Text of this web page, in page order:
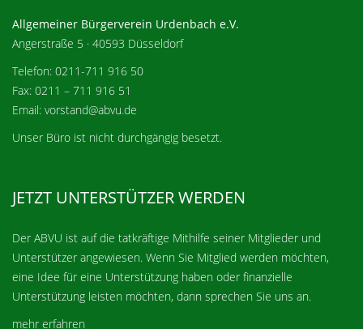
Allgemeiner Bürgerverein Urdenbach e.V.
Angerstraße 5 · 40593 Düsseldorf
Telefon: 0211-711 916 50
Fax: 0211 – 711 916 51
Email: vorstand@abvu.de
Unser Büro ist nicht durchgängig besetzt.
JETZT UNTERSTÜTZER WERDEN
Der ABVU ist auf die tatkräftige Mithilfe seiner Mitglieder und
Unterstützer angewiesen. Wenn Sie Mitglied werden möchten,
eine Idee für eine Unterstützung haben oder finanzielle
Unterstützung leisten möchten, dann sprechen Sie uns an.
mehr erfahren